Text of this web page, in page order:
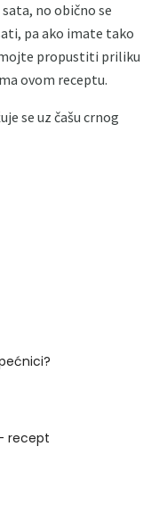
no obično se
pa ako imate tako
propustiti priliku
ovom receptu.
se uz čašu crnog
recept